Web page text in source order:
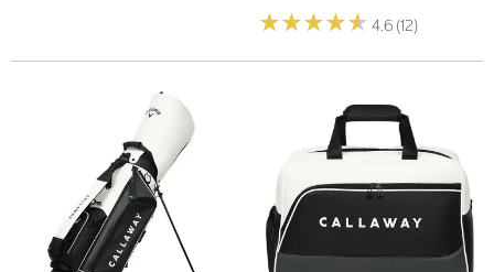
★★★★★
★★★★★ 4.6 (12)